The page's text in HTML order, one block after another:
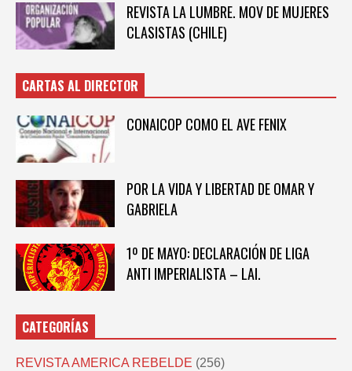
REVISTA LA LUMBRE. MOV DE MUJERES
CLASISTAS (CHILE)
CARTAS AL DIRECTOR
CONAICOP COMO EL AVE FENIX
POR LA VIDA Y LIBERTAD DE OMAR Y
GABRIELA
1º DE MAYO: DECLARACIÓN DE LIGA
ANTI IMPERIALISTA – LAI.
CATEGORÍAS
REVISTA AMERICA REBELDE (256)